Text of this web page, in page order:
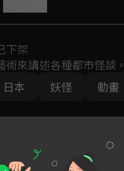
下架
來講述各種都市怪談。
日本 妖怪 動畫